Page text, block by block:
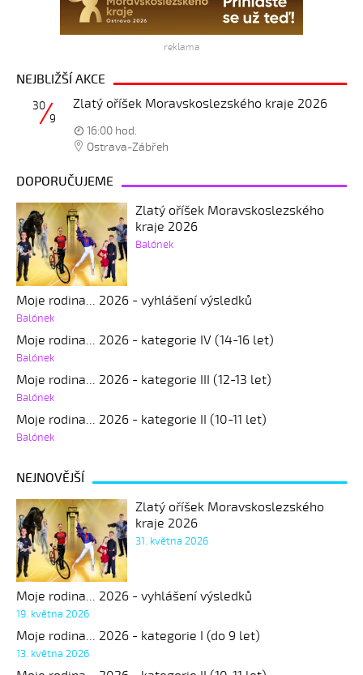
reklama
NEJBLIŽŠÍ AKCE
Zlatý oříšek Moravskoslezského kraje 2026
30
9
16:00 hod.
Ostrava-Zábřeh
DOPORUČUJEME
Zlatý oříšek Moravskoslezského
kraje 2026
Balónek
Moje rodina... 2026 - vyhlášení výsledků
Balónek
Moje rodina... 2026 - kategorie IV (14-16 let)
Balónek
Moje rodina... 2026 - kategorie III (12-13 let)
Balónek
Moje rodina... 2026 - kategorie II (10-11 let)
Balónek
NEJNOVĚJŠÍ
Zlatý oříšek Moravskoslezského
kraje 2026
31. května 2026
Moje rodina... 2026 - vyhlášení výsledků
19. května 2026
Moje rodina... 2026 - kategorie I (do 9 let)
13. května 2026